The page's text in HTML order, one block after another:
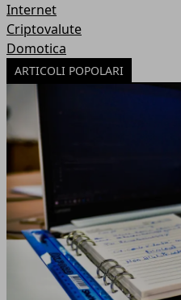
Internet
Criptovalute
Domotica
ARTICOLI POPOLARI